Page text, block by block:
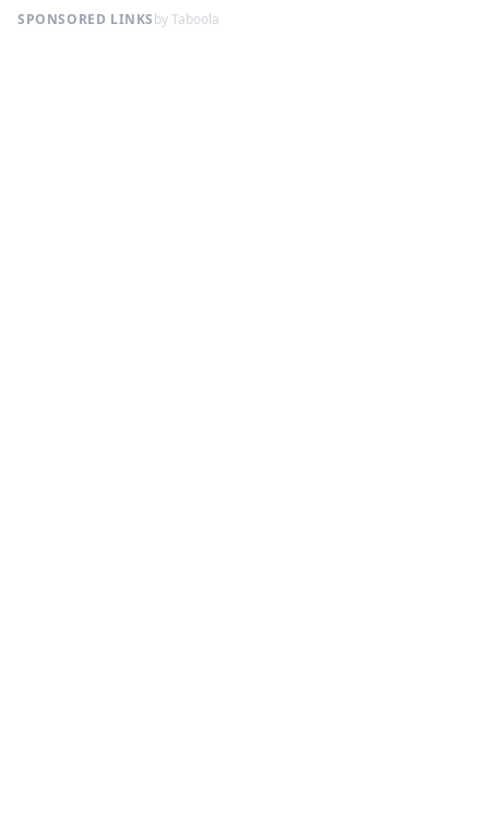
SPONSORED LINKSby Taboola